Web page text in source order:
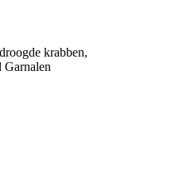
krabben,
Garnalen